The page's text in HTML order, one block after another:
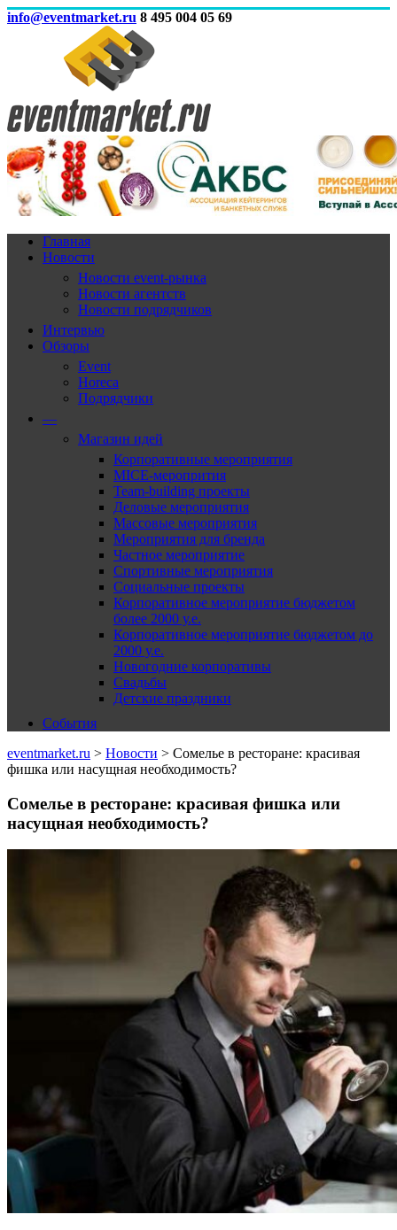
info@eventmarket.ru 8 495 004 05 69
Главная
Новости
Новости event-рынка
Новости агентств
Новости подрядчиков
Интервью
Обзоры
Event
Horeca
Подрядчики
—
Магазин идей
Корпоративные мероприятия
MICE-меропрития
Team-building проекты
Деловые мероприятия
Массовые мероприятия
Мероприятия для бренда
Частное мероприятие
Спортивные мероприятия
Социальные проекты
Корпоративное мероприятие бюджетом
более 2000 у.е.
Корпоративное мероприятие бюджетом до
2000 у.е.
Новогодние корпоративы
Свадьбы
Детские праздники
События
eventmarket.ru > Новости > Сомелье в ресторане: красивая
фишка или насущная необходимость?
Сомелье в ресторане: красивая фишка или
насущная необходимость?